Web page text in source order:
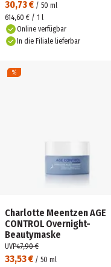
30,73 € / 50 ml
614,60 € / 1 l
Online verfügbar
In die Filiale lieferbar
Charlotte Meentzen AGE
CONTROL Overnight-
Beautymaske
33,53 € / 50 ml
UVP47,90 €